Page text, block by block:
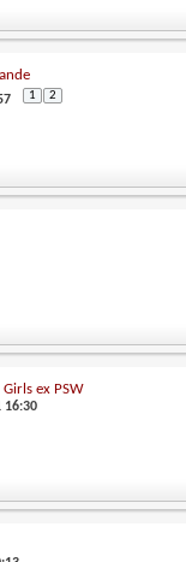
1 2
Girls ex PSW
16:30